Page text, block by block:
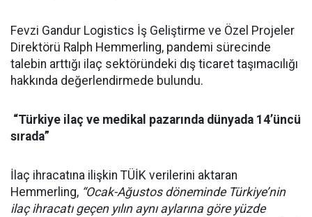
Fevzi Gandur Logistics İş Geliştirme ve Özel Projeler
Direktörü Ralph Hemmerling, pandemi sürecinde
talebin arttığı ilaç sektöründeki dış ticaret taşımacılığı
hakkında değerlendirmede bulundu.
“Türkiye ilaç ve medikal pazarında dünyada 14’üncü
sırada”
İlaç ihracatına ilişkin TÜİK verilerini aktaran
Hemmerling, “Ocak-Ağustos döneminde Türkiye’nin
ilaç ihracatı geçen yılın aynı aylarına göre yüzde